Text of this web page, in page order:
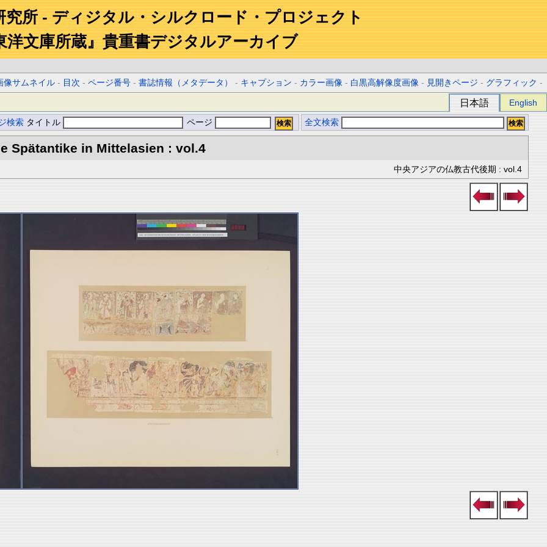
究所 - ディジタル・シルクロード・プロジェクト
洋文庫所蔵』貴重書デジタルアーカイブ
像サムネイル - 目次 -ページ番号 -書誌情報（メタデータ） - キャプション - カラー画像 - 白黒高解像度画像 - 見開きページ - グラフィック -
日本語 English
検索 タイトル ページ 全文検索
Spätantike in Mittelasien : vol.4
中央アジアの仏教古代後期 : vol.4